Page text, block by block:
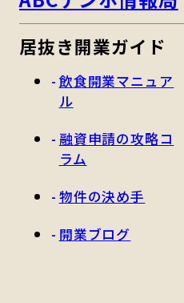
居抜き開業ガイド
飲食開業マニュア
ル
融資申請の攻略コ
ラム
物件の決め手
開業ブログ